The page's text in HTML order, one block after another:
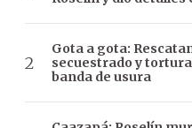
Gota a gota:
secuestrado y
banda de usura